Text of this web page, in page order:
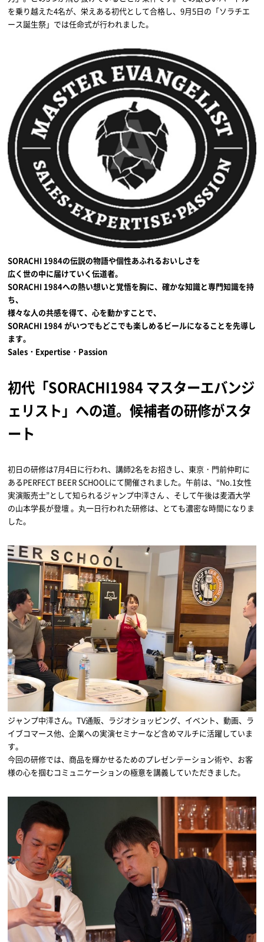
を乗り越えた4名が、栄えある初代として合格し、9月5日の「ソラチエ
ース誕生祭」では任命式が行われました。
SORACHI 1984の伝説の物語や個性あふれるおいしさを
広く世の中に届けていく伝道者。
SORACHI 1984への熱い想いと覚悟を胸に、確かな知識と専門知識を持
ち、
様々な人の共感を得て、心を動かすことで、
SORACHI 1984 がいつでもどこでも楽しめるビールになることを先導し
ます。
Sales・Expertise・Passion
初代「SORACHI1984 マスターエバンジ
ェリスト」への道。候補者の研修がスタ
ート
初日の研修は7月4日に行われ、講師2名をお招きし、東京・門前仲町に
あるPERFECT BEER SCHOOLにて開催されました。午前は、“No.1女性
実演販売士”として知られるジャンプ中澤さん 、そして午後は麦酒大学
の山本学長が登壇 。丸一日行われた研修は、とても濃密な時間になりま
した。
ジャンプ中澤さん。TV通販、ラジオショッピング、イベント、動画、ラ
イブコマース他、企業への実演セミナーなど含めマルチに活躍していま
す。
今回の研修では、商品を輝かせるためのプレゼンテーション術や、お客
様の心を掴むコミュニケーションの極意を講義していただきました。